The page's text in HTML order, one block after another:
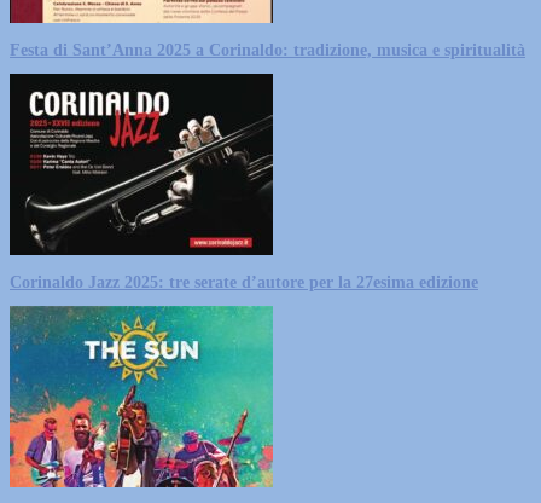
Festa di Sant’Anna 2025 a Corinaldo: tradizione, musica e spiritualità
Corinaldo Jazz 2025: tre serate d’autore per la 27esima edizione